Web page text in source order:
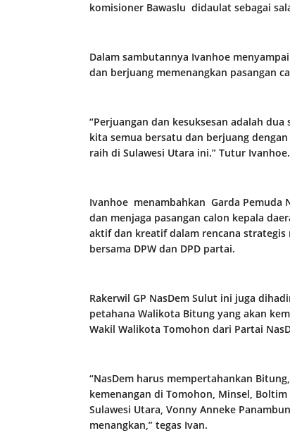
komisioner Bawaslu didaulat sebagai
Dalam sambutannya Ivanhoe
dan berjuang memenangkan pasangan
“Perjuangan dan kesuksesan adalah
kita semua bersatu dan berjuang
raih di Sulawesi Utara ini.” Tutur Ivanhoe.
Ivanhoe menambahkan Garda Pemuda
dan menjaga pasangan calon kepala
aktif dan kreatif dalam rencana
bersama DPW dan DPD partai.
Rakerwil GP NasDem Sulut ini juga
petahana Walikota Bitung yang akan
Wakil Walikota Tomohon dari Partai
“NasDem harus mempertahankan
kemenangan di Tomohon, Minsel,
Sulawesi Utara, Vonny Anneke
menangkan,” tegas Ivan.